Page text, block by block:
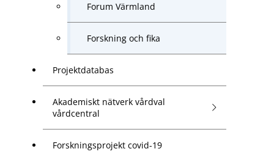
Forum Värmland
Forskning och fika
Projektdatabas
Akademiskt nätverk vårdval
vårdcentral
Forskningsprojekt covid-19